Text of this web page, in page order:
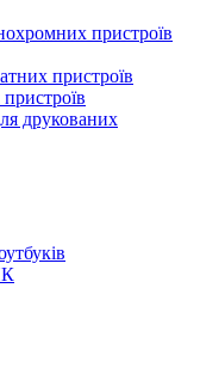
пристроїв
пристроїв
друкованих